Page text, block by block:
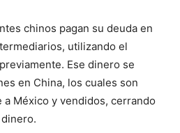
chinos pagan su deuda en
utilizando el
Ese dinero se
en China, los cuales son
México y vendidos, cerrando